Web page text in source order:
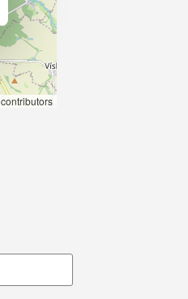
contributors